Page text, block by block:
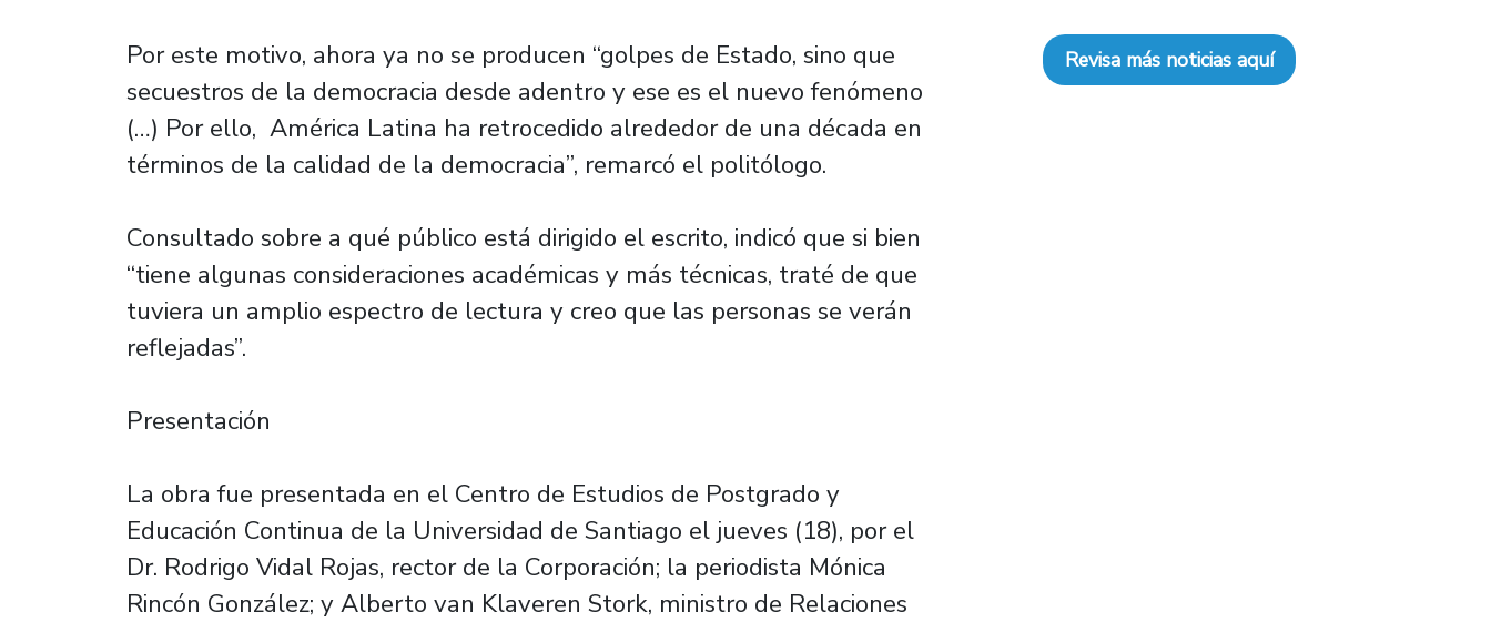
Por este motivo, ahora ya no se producen “golpes de Estado, sino que
secuestros de la democracia desde adentro y ese es el nuevo fenómeno
(…) Por ello, América Latina ha retrocedido alrededor de una década en
términos de la calidad de la democracia”, remarcó el politólogo.
Consultado sobre a qué público está dirigido el escrito, indicó que si bien
“tiene algunas consideraciones académicas y más técnicas, traté de que
tuviera un amplio espectro de lectura y creo que las personas se verán
reflejadas”.
Presentación
La obra fue presentada en el Centro de Estudios de Postgrado y
Educación Continua de la Universidad de Santiago el jueves (18), por el
Dr. Rodrigo Vidal Rojas, rector de la Corporación; la periodista Mónica
Rincón González; y Alberto van Klaveren Stork, ministro de Relaciones
Revisa más noticias aquí